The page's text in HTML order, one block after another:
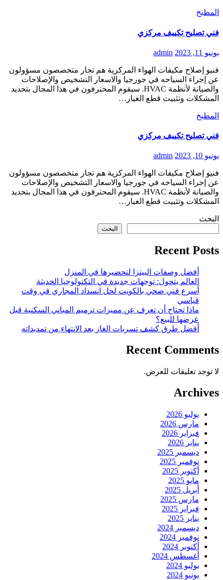
المطبخ
فني تصليح تكييف مركزي
يونيو 11, 2023 admin
فنيو إصلاح مكيفات الهواء المركزية هم تجار متخصصون مسؤولون
عن إجراء السياحه في جورجيا والاسعار التشخيص والإصلاحات
والصيانة لأنظمة HVAC. سيقوم المحترفون في هذا المجال بتحديد
المشكلات وتثبيت قطع الغيار…
المطبخ
فني تصليح تكييف مركزي
يونيو 10, 2023 admin
فنيو إصلاح مكيفات الهواء المركزية هم تجار متخصصون مسؤولون
عن إجراء السياحه في جورجيا والاسعار التشخيص والإصلاحات
والصيانة لأنظمة HVAC. سيقوم المحترفون في هذا المجال بتحديد
المشكلات وتثبيت قطع الغيار…
البحث
البحث
Recent Posts
أفضل وصفات البيتزا لتحضيرها في المنزل
العالم يتحول: توجهات جديدة في التكنولوجيا الحديثة
أسرع فني صحي بالكويت لحل انسداد المجاري في وقت
قياسي
ماذا تحتاج أن تعرف عن مميزات ترميم المباني السكنية قبل
عرضها للبيع؟
أفضل طرق كشف تسربات الغاز بعد الانتهاء من تمديداته
Recent Comments
لا توجد تعليقات للعرض.
Archives
يوليو 2026
مارس 2026
فبراير 2026
يناير 2026
ديسمبر 2025
نوفمبر 2025
أكتوبر 2025
مايو 2025
أبريل 2025
مارس 2025
فبراير 2025
يناير 2025
ديسمبر 2024
نوفمبر 2024
أكتوبر 2024
أغسطس 2024
يوليو 2024
يونيو 2024